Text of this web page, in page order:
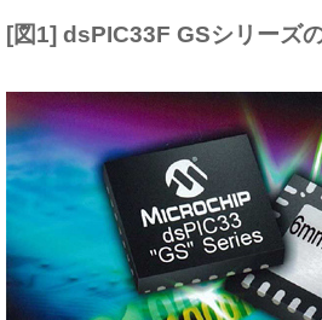
[図1] dsPIC33F GSシリーズ